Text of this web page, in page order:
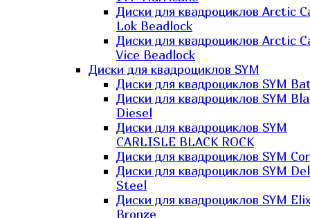
Диски для квадроциклов Arctic
Lok Beadlock
Диски для квадроциклов Arctic
Vice Beadlock
Диски для квадроциклов SYM
Диски для квадроциклов SYM
Диски для квадроциклов SYM
Diesel
Диски для квадроциклов SYM
CARLISLE BLACK ROCK
Диски для квадроциклов SYM
Диски для квадроциклов SYM
Steel
Диски для квадроциклов SYM
Bronze